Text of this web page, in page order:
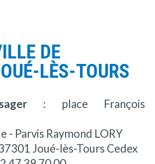
DE
LÈS-TOURS
: place François
- Parvis Raymond LORY
Joué-lès-Tours Cedex